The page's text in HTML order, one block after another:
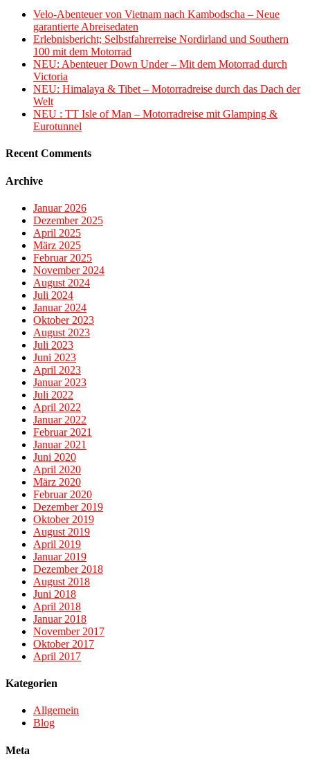
Velo-Abenteuer von Vietnam nach Kambodscha – Neue
garantierte Abreisedaten
Erlebnisbericht; Selbstfahrerreise Nordirland und Southern
100 mit dem Motorrad
NEU: Abenteuer Down Under – Mit dem Motorrad durch
Victoria
NEU: Himalaya & Tibet – Motorradreise durch das Dach der
Welt
NEU : TT Isle of Man – Motorradreise mit Glamping &
Eurotunnel
Recent Comments
Archive
Januar 2026
Dezember 2025
April 2025
März 2025
Februar 2025
November 2024
August 2024
Juli 2024
Januar 2024
Oktober 2023
August 2023
Juli 2023
Juni 2023
April 2023
Januar 2023
Juli 2022
April 2022
Januar 2022
Februar 2021
Januar 2021
Juni 2020
April 2020
März 2020
Februar 2020
Dezember 2019
Oktober 2019
August 2019
April 2019
Januar 2019
Dezember 2018
August 2018
Juni 2018
April 2018
Januar 2018
November 2017
Oktober 2017
April 2017
Kategorien
Allgemein
Blog
Meta